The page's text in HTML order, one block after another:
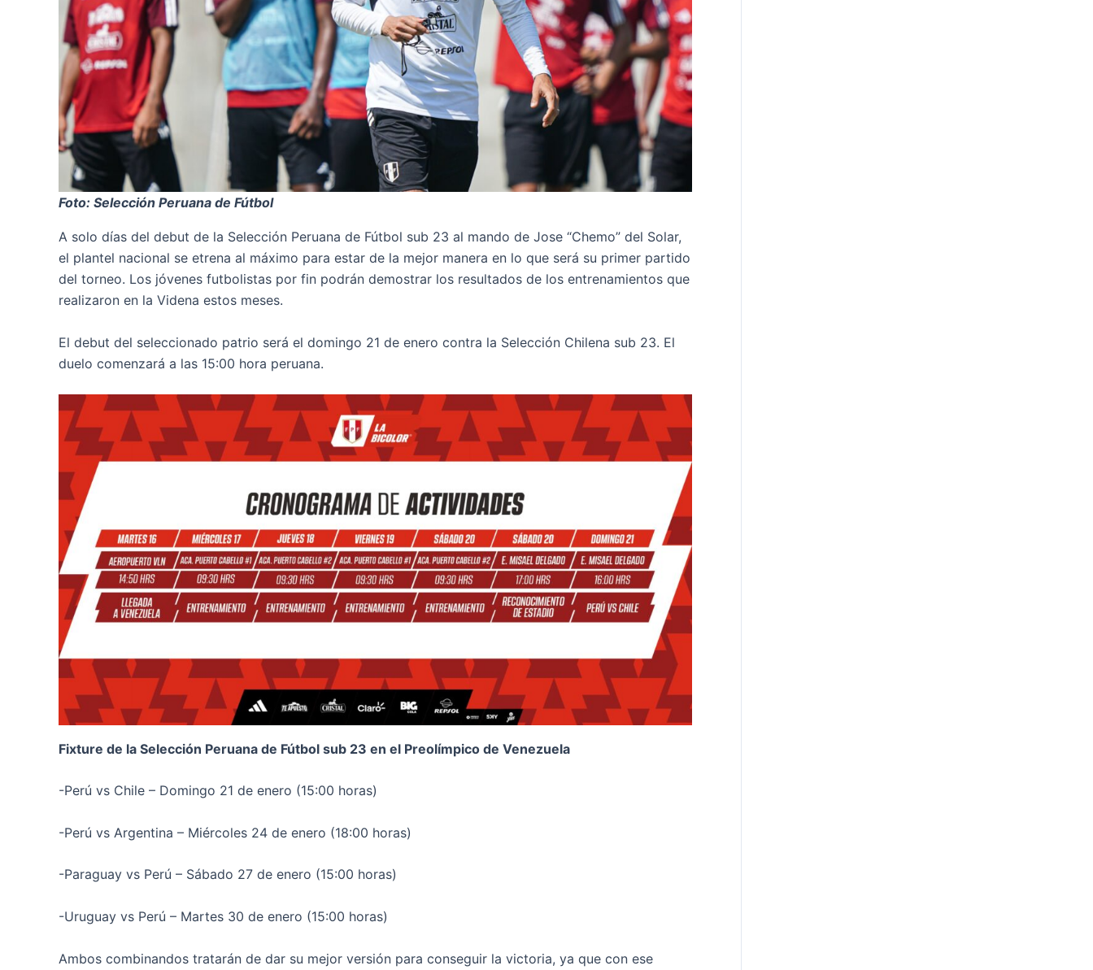
Foto: Selección Peruana de Fútbol
A solo días del debut de la Selección Peruana de Fútbol sub 23 al mando de Jose “Chemo” del Solar,
el plantel nacional se etrena al máximo para estar de la mejor manera en lo que será su primer partido
del torneo. Los jóvenes futbolistas por fin podrán demostrar los resultados de los entrenamientos que
realizaron en la Videna estos meses.
El debut del seleccionado patrio será el domingo 21 de enero contra la Selección Chilena sub 23. El
duelo comenzará a las 15:00 hora peruana.
Fixture de la Selección Peruana de Fútbol sub 23 en el Preolímpico de Venezuela
-Perú vs Chile – Domingo 21 de enero (15:00 horas)
-Perú vs Argentina – Miércoles 24 de enero (18:00 horas)
-Paraguay vs Perú – Sábado 27 de enero (15:00 horas)
-Uruguay vs Perú – Martes 30 de enero (15:00 horas)
Ambos combinandos tratarán de dar su mejor versión para conseguir la victoria, ya que con ese